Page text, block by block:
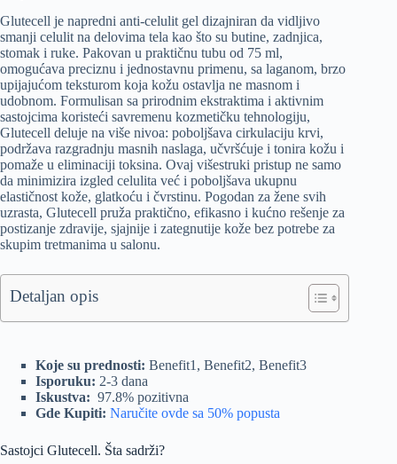
Glutecell je napredni anti-celulit gel dizajniran da vidljivo
smanji celulit na delovima tela kao što su butine, zadnjica,
stomak i ruke. Pakovan u praktičnu tubu od 75 ml,
omogućava preciznu i jednostavnu primenu, sa laganom, brzo
upijajućom teksturom koja kožu ostavlja ne masnom i
udobnom. Formulisan sa prirodnim ekstraktima i aktivnim
sastojcima koristeći savremenu kozmetičku tehnologiju,
Glutecell deluje na više nivoa: poboljšava cirkulaciju krvi,
podržava razgradnju masnih naslaga, učvršćuje i tonira kožu i
pomaže u eliminaciji toksina. Ovaj višestruki pristup ne samo
da minimizira izgled celulita već i poboljšava ukupnu
elastičnost kože, glatkoću i čvrstinu. Pogodan za žene svih
uzrasta, Glutecell pruža praktično, efikasno i kućno rešenje za
postizanje zdravije, sjajnije i zategnutije kože bez potrebe za
skupim tretmanima u salonu.
Detaljan opis
Koje su prednosti: Benefit1, Benefit2, Benefit3
Isporuku: 2-3 dana
Iskustva: 97.8% pozitivna
Gde Kupiti: Naručite ovde sa 50% popusta
Sastojci Glutecell. Šta sadrži?